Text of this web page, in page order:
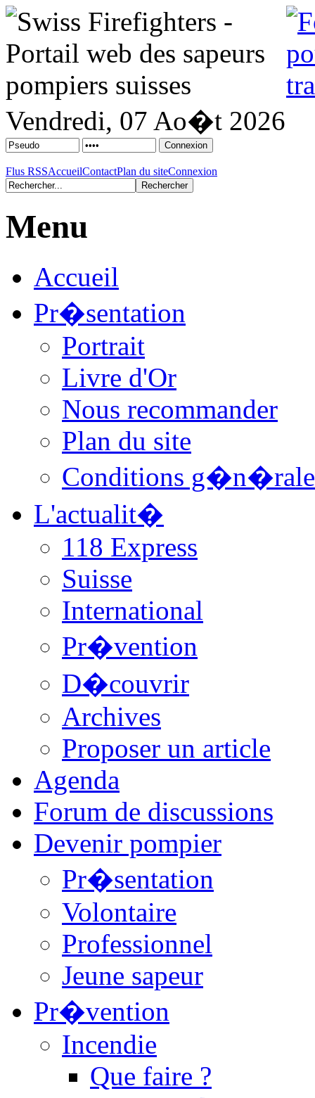
Vendredi, 07 Ao�t 2026
Flus RSSAccueilContactPlan du siteConnexion
Menu
Accueil
Pr�sentation
Portrait
Livre d'Or
Nous recommander
Plan du site
Conditions
L'actualit�
118 Express
Suisse
International
Pr�vention
D�couvrir
Archives
Proposer un article
Agenda
Forum de discussions
Devenir pompier
Pr�sentation
Volontaire
Professionnel
Jeune sapeur
Pr�vention
Incendie
Que faire ?